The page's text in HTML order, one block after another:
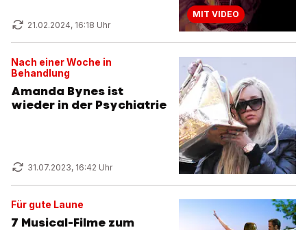
21.02.2024, 16:18 Uhr
MIT VIDEO
Nach einer Woche in
Behandlung
Amanda Bynes ist
wieder in der Psychiatrie
31.07.2023, 16:42 Uhr
Für gute Laune
7 Musical-Filme zum